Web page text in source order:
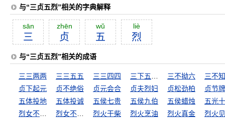
与“三贞五烈”相关的字典解释
sān
三
zhēn
贞
wŭ
五
liè
烈
与“三贞五烈”相关的成语
三三两两 三三五五 三三四四 三不拗六
三不知
贞下起元
贞不绝俗 贞元会合 贞夫烈妇 贞松劲柏
贞节
五体投地
五体投诚 五侯七贵 五侯九伯 五侯蜡烛
五光
烈火干柴 烈火烹油 烈火真金